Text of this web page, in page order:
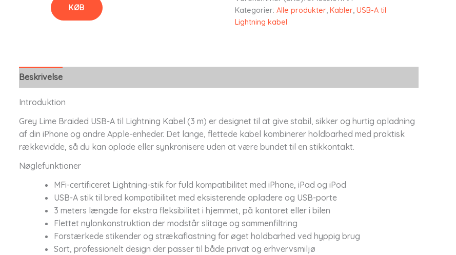
Kategorier: Alle produkter, Kabler, USB-A til
Lightning kabel
KØB
Beskrivelse
Introduktion
Grey Lime Braided USB-A til Lightning Kabel (3 m) er designet til at give stabil, sikker og hurtig opladning
af din iPhone og andre Apple-enheder. Det lange, flettede kabel kombinerer holdbarhed med praktisk
rækkevidde, så du kan oplade eller synkronisere uden at være bundet til en stikkontakt.
Nøglefunktioner
MFi-certificeret Lightning-stik for fuld kompatibilitet med iPhone, iPad og iPod
USB-A stik til bred kompatibilitet med eksisterende opladere og USB-porte
3 meters længde for ekstra fleksibilitet i hjemmet, på kontoret eller i bilen
Flettet nylonkonstruktion der modstår slitage og sammenfiltring
Forstærkede stikender og strækaflastning for øget holdbarhed ved hyppig brug
Sort, professionelt design der passer til både privat og erhvervsmiljø